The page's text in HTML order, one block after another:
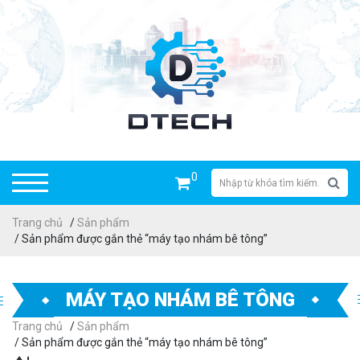
0
Trang chủ /Sản phẩm
/ Sản phẩm được gắn thẻ “máy tạo nhám bê tông”
MÁY TẠO NHÁM BÊ TÔNG
Trang chủ /Sản phẩm
/ Sản phẩm được gắn thẻ “máy tạo nhám bê tông”